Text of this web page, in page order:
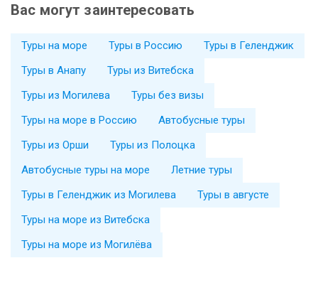
Вас могут заинтересовать
Туры на море Туры в Россию
Туры в Геленджик
Туры в Анапу
Туры из Витебска
Туры из Могилева
Туры без визы
Туры на море в Россию
Автобусные туры
Туры из Орши
Туры из Полоцка
Автобусные туры на море
Летние туры
Туры в Геленджик из Могилева
Туры в августе
Туры на море из Витебска
Туры на море из Могилёва